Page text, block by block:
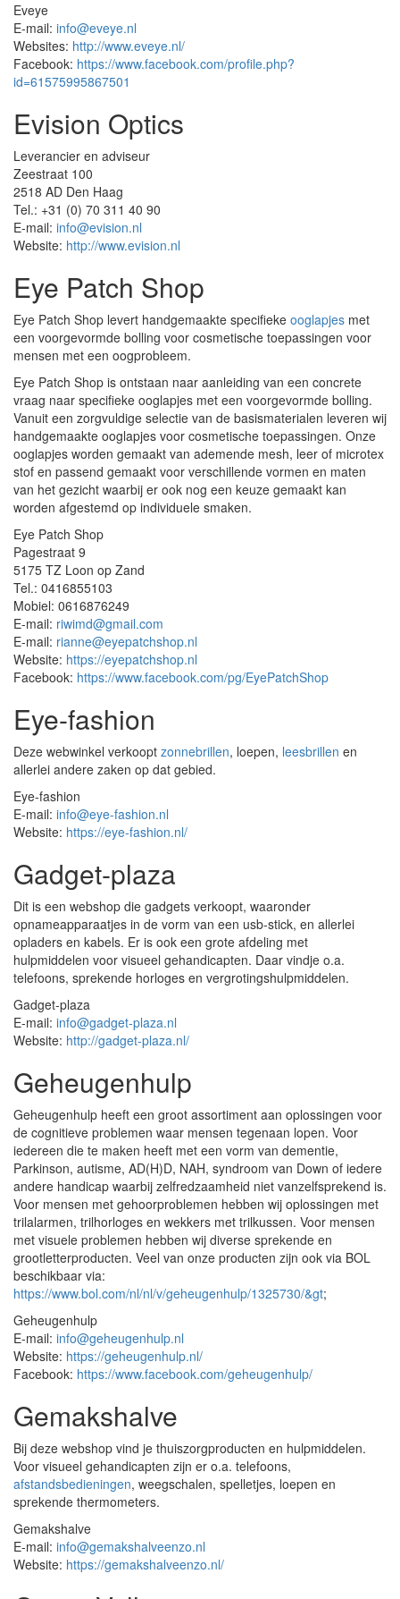
Eveye
E-mail: info@eveye.nl
Websites: http://www.eveye.nl/
Facebook: https://www.facebook.com/profile.php?
id=61575995867501
Evision Optics
Leverancier en adviseur
Zeestraat 100
2518 AD Den Haag
Tel.: +31 (0) 70 311 40 90
E-mail: info@evision.nl
Website: http://www.evision.nl
Eye Patch Shop
Eye Patch Shop levert handgemaakte specifieke ooglapjes met
een voorgevormde bolling voor cosmetische toepassingen voor
mensen met een oogprobleem.
Eye Patch Shop is ontstaan naar aanleiding van een concrete
vraag naar specifieke ooglapjes met een voorgevormde bolling.
Vanuit een zorgvuldige selectie van de basismaterialen leveren wij
handgemaakte ooglapjes voor cosmetische toepassingen. Onze
ooglapjes worden gemaakt van ademende mesh, leer of microtex
stof en passend gemaakt voor verschillende vormen en maten
van het gezicht waarbij er ook nog een keuze gemaakt kan
worden afgestemd op individuele smaken.
Eye Patch Shop
Pagestraat 9
5175 TZ Loon op Zand
Tel.: 0416855103
Mobiel: 0616876249
E-mail: riwimd@gmail.com
E-mail: rianne@eyepatchshop.nl
Website: https://eyepatchshop.nl
Facebook: https://www.facebook.com/pg/EyePatchShop
Eye-fashion
Deze webwinkel verkoopt zonnebrillen, loepen, leesbrillen en
allerlei andere zaken op dat gebied.
Eye-fashion
E-mail: info@eye-fashion.nl
Website: https://eye-fashion.nl/
Gadget-plaza
Dit is een webshop die gadgets verkoopt, waaronder
opnameapparaatjes in de vorm van een usb-stick, en allerlei
opladers en kabels. Er is ook een grote afdeling met
hulpmiddelen voor visueel gehandicapten. Daar vindje o.a.
telefoons, sprekende horloges en vergrotingshulpmiddelen.
Gadget-plaza
E-mail: info@gadget-plaza.nl
Website: http://gadget-plaza.nl/
Geheugenhulp
Geheugenhulp heeft een groot assortiment aan oplossingen voor
de cognitieve problemen waar mensen tegenaan lopen. Voor
iedereen die te maken heeft met een vorm van dementie,
Parkinson, autisme, AD(H)D, NAH, syndroom van Down of iedere
andere handicap waarbij zelfredzaamheid niet vanzelfsprekend is.
Voor mensen met gehoorproblemen hebben wij oplossingen met
trilalarmen, trilhorloges en wekkers met trilkussen. Voor mensen
met visuele problemen hebben wij diverse sprekende en
grootletterproducten. Veel van onze producten zijn ook via BOL
beschikbaar via:
https://www.bol.com/nl/nl/v/geheugenhulp/1325730/&gt;
Geheugenhulp
E-mail: info@geheugenhulp.nl
Website: https://geheugenhulp.nl/
Facebook: https://www.facebook.com/geheugenhulp/
Gemakshalve
Bij deze webshop vind je thuiszorgproducten en hulpmiddelen.
Voor visueel gehandicapten zijn er o.a. telefoons,
afstandsbedieningen, weegschalen, spelletjes, loepen en
sprekende thermometers.
Gemakshalve
E-mail: info@gemakshalveenzo.nl
Website: https://gemakshalveenzo.nl/